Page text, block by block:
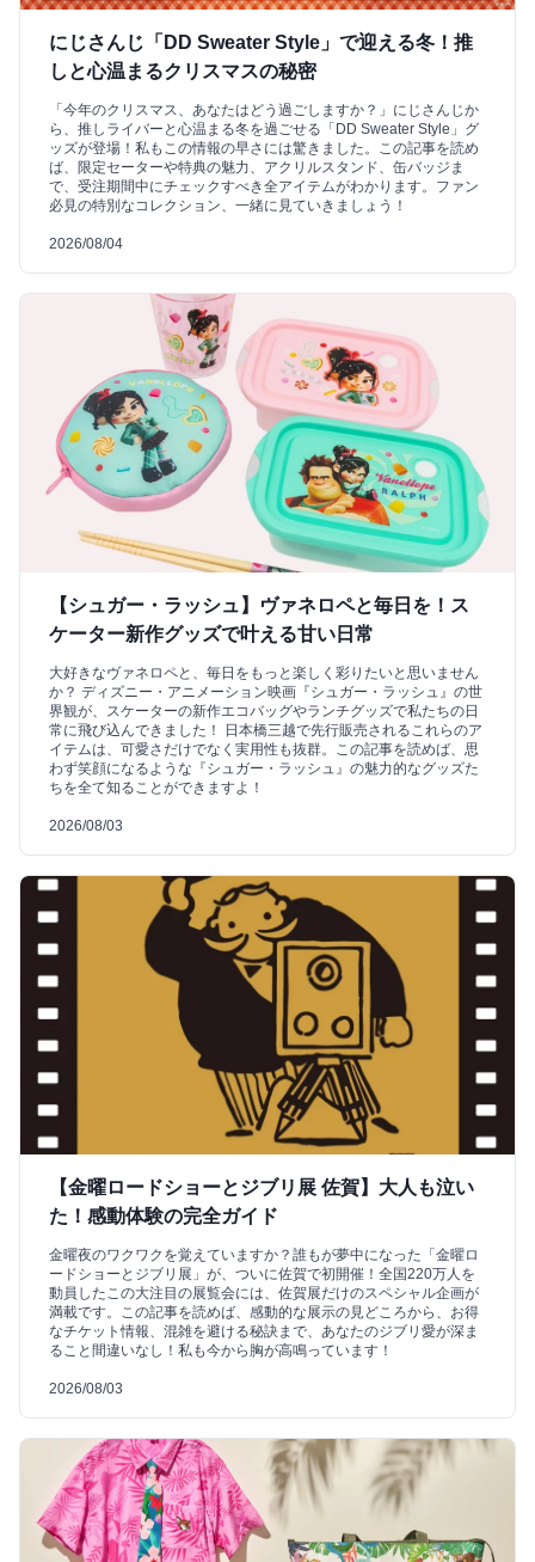
にじさんじ「DD Sweater Style」で迎える冬！推
しと心温まるクリスマスの秘密
「今年のクリスマス、あなたはどう過ごしますか？」にじさんじか
ら、推しライバーと心温まる冬を過ごせる「DD Sweater Style」グ
ッズが登場！私もこの情報の早さには驚きました。この記事を読め
ば、限定セーターや特典の魅力、アクリルスタンド、缶バッジま
で、受注期間中にチェックすべき全アイテムがわかります。ファン
必見の特別なコレクション、一緒に見ていきましょう！
2026/08/04
【シュガー・ラッシュ】ヴァネロペと毎日を！ス
ケーター新作グッズで叶える甘い日常
大好きなヴァネロペと、毎日をもっと楽しく彩りたいと思いません
か？ ディズニー・アニメーション映画『シュガー・ラッシュ』の世
界観が、スケーターの新作エコバッグやランチグッズで私たちの日
常に飛び込んできました！ 日本橋三越で先行販売されるこれらのア
イテムは、可愛さだけでなく実用性も抜群。この記事を読めば、思
わず笑顔になるような『シュガー・ラッシュ』の魅力的なグッズた
ちを全て知ることができますよ！
2026/08/03
【金曜ロードショーとジブリ展 佐賀】大人も泣い
た！感動体験の完全ガイド
金曜夜のワクワクを覚えていますか？誰もが夢中になった「金曜ロ
ードショーとジブリ展」が、ついに佐賀で初開催！全国220万人を
動員したこの大注目の展覧会には、佐賀展だけのスペシャル企画が
満載です。この記事を読めば、感動的な展示の見どころから、お得
なチケット情報、混雑を避ける秘訣まで、あなたのジブリ愛が深ま
ること間違いなし！私も今から胸が高鳴っています！
2026/08/03